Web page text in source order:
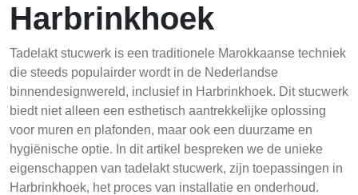
Harbrinkhoek
Tadelakt stucwerk is een traditionele Marokkaanse techniek
die steeds populairder wordt in de Nederlandse
binnendesignwereld, inclusief in Harbrinkhoek. Dit stucwerk
biedt niet alleen een esthetisch aantrekkelijke oplossing
voor muren en plafonden, maar ook een duurzame en
hygiënische optie. In dit artikel bespreken we de unieke
eigenschappen van tadelakt stucwerk, zijn toepassingen in
Harbrinkhoek, het proces van installatie en onderhoud.